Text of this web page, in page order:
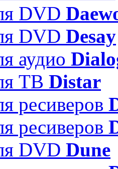
DVD
DVD Desay
аудио
ТВ Distar
ресиверов
ресиверов
DVD Dune